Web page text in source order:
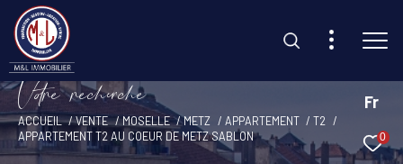
Fr
0
Vore recece
ACCUEIL VENTE MOSELLE METZ APPARTEMENT
T2
APPARTEMENT T2 AU COEUR DE METZ SABLON
Effectuer une recherche